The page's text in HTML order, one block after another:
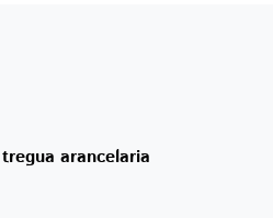
arancelaria